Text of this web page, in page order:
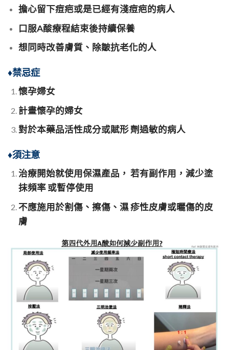
擔心留下痘疤或是已經有淺痘疤的病人
口服A酸療程結束後持續保養
想同時改善膚質、除皺抗老化的人
♦禁忌症
懷孕婦女
計畫懷孕的婦女
對於本藥品活性成分或賦形 劑過敏的病人
♦須注意
治療開始就使用保濕產品， 若有副作用，減少塗
抹頻率 或暫停使用
不應施用於割傷、擦傷、濕 疹性皮膚或曬傷的皮
膚